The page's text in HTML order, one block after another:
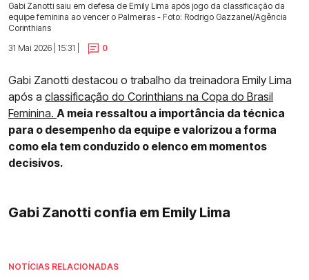
Gabi Zanotti saiu em defesa de Emily Lima após jogo da classificação da
equipe feminina ao vencer o Palmeiras - Foto: Rodrigo Gazzanel/Agência
Corinthians
31 Mai 2026 | 15:31 |
0
Gabi Zanotti destacou o trabalho da treinadora Emily Lima
após a classificação do Corinthians na Copa do Brasil
Feminina. A meia ressaltou a importância da técnica
para o desempenho da equipe e valorizou a forma
como ela tem conduzido o elenco em momentos
decisivos.
Gabi Zanotti confia em Emily Lima
NOTÍCIAS RELACIONADAS